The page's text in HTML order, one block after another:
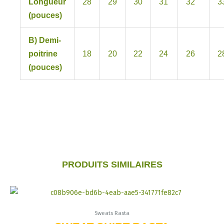
Longueur
(pouces)
28 29 30 31 32
B) Demi-
poitrine
(pouces)
18 20 22 24 26
PRODUITS SIMILAIRES
Sweats Rasta
Ce